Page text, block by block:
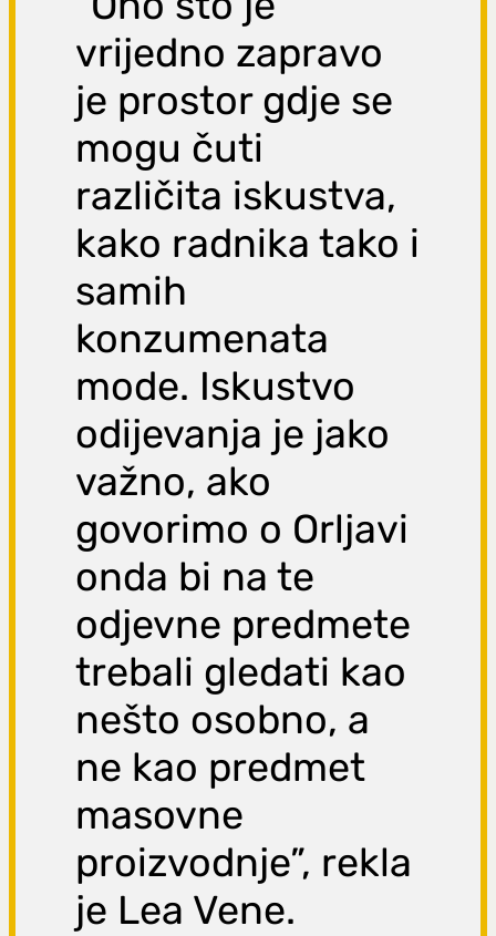
vrijedno zapravo
je prostor gdje se
mogu čuti
različita iskustva,
kako radnika tako i
samih
konzumenata
mode. Iskustvo
odijevanja je jako
važno, ako
govorimo o Orljavi
onda bi na te
odjevne predmete
trebali gledati kao
nešto osobno, a
ne kao predmet
masovne
proizvodnje”, rekla
je Lea Vene.